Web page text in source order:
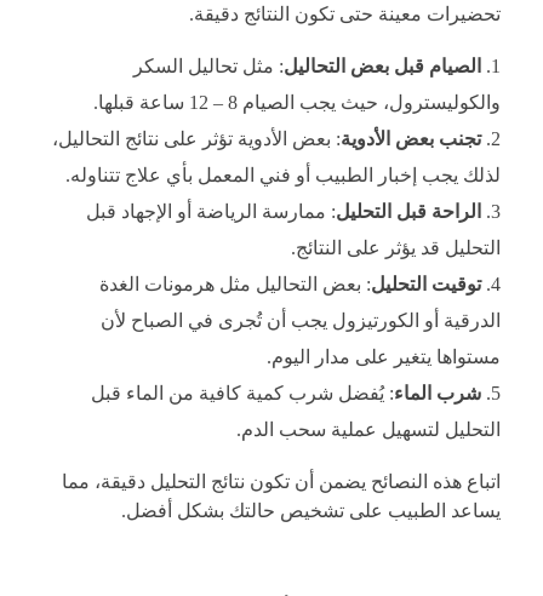
تحضيرات معينة حتى تكون النتائج دقيقة.
الصيام قبل بعض التحاليل: مثل تحاليل السكر
والكوليسترول، حيث يجب الصيام 8 – 12 ساعة قبلها.
تجنب بعض الأدوية: بعض الأدوية تؤثر على نتائج التحاليل،
لذلك يجب إخبار الطبيب أو فني المعمل بأي علاج تتناوله.
الراحة قبل التحليل: ممارسة الرياضة أو الإجهاد قبل
التحليل قد يؤثر على النتائج.
توقيت التحليل: بعض التحاليل مثل هرمونات الغدة
الدرقية أو الكورتيزول يجب أن تُجرى في الصباح لأن
مستواها يتغير على مدار اليوم.
شرب الماء: يُفضل شرب كمية كافية من الماء قبل
التحليل لتسهيل عملية سحب الدم.
اتباع هذه النصائح يضمن أن تكون نتائج التحليل دقيقة، مما
يساعد الطبيب على تشخيص حالتك بشكل أفضل.